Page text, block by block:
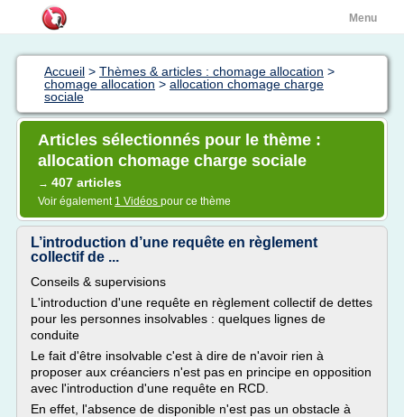
Menu
Accueil > Thèmes & articles : chomage allocation >
chomage allocation > allocation chomage charge
sociale
Articles sélectionnés pour le thème :
allocation chomage charge sociale
→ 407 articles
Voir également 1 Vidéos pour ce thème
L’introduction d’une requête en règlement
collectif de ...
Conseils & supervisions
L'introduction d'une requête en règlement collectif de dettes
pour les personnes insolvables : quelques lignes de
conduite
Le fait d'être insolvable c'est à dire de n'avoir rien à
proposer aux créanciers n'est pas en principe en opposition
avec l'introduction d'une requête en RCD.
En effet, l'absence de disponible n'est pas un obstacle à